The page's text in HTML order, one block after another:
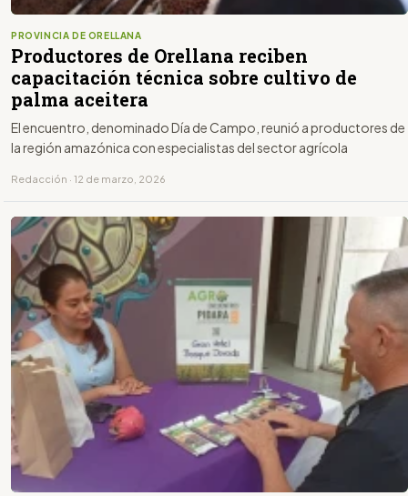
PROVINCIA DE ORELLANA
Productores de Orellana reciben
capacitación técnica sobre cultivo de
palma aceitera
El encuentro, denominado Día de Campo, reunió a productores de
la región amazónica con especialistas del sector agrícola
Redacción · 12 de marzo, 2026